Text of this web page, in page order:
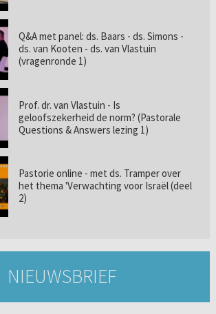
Q&A met panel: ds. Baars - ds. Simons -
ds. van Kooten - ds. van Vlastuin
(vragenronde 1)
Prof. dr. van Vlastuin - Is
geloofszekerheid de norm? (Pastorale
Questions & Answers lezing 1)
Pastorie online - met ds. Tramper over
het thema 'Verwachting voor Israël (deel
2)
NIEUWSBRIEF